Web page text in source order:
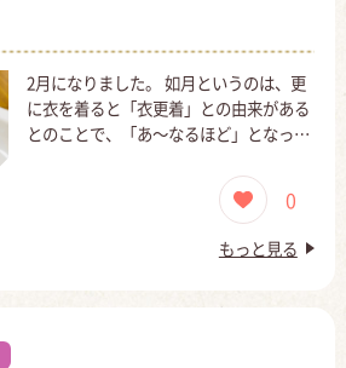
2月になりました。 如月というのは、更
に衣を着ると「衣更着」との由来がある
とのことで、「あ～なるほど」となっ…
0
もっと見る